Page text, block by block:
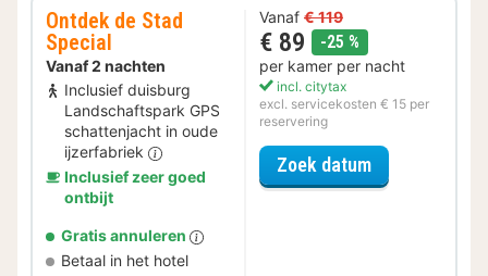
Ontdek de Stad
Special
Vanaf 2 nachten
Inclusief duisburg
Landschaftspark GPS
schattenjacht in oude
ijzerfabriek
Inclusief zeer goed
ontbijt
Gratis annuleren
Betaal in het hotel
Vanaf € 119
€ 89 -25 %
per kamer per nacht
incl. citytax
excl. servicekosten € 15 per
reservering
Zoek datumvoor Ontdek